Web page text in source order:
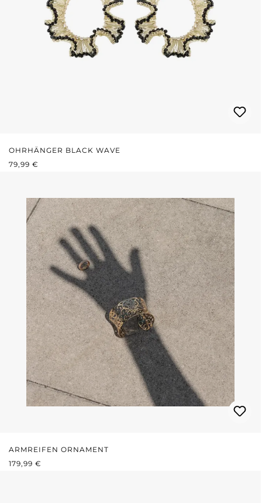
OHRHÄNGER BLACK WAVE
REGULÄRER PREIS:
79,99 €
ARMREIFEN ORNAMENT
REGULÄRER PREIS:
179,99 €